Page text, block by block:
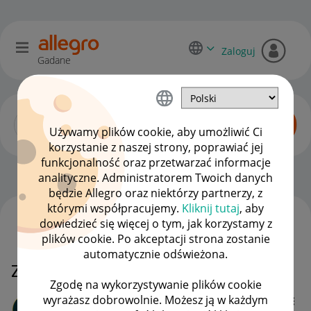
Używamy plików cookie, aby umożliwić Ci
korzystanie z naszej strony, poprawiać jej
funkcjonalność oraz przetwarzać informacje
analityczne. Administratorem Twoich danych
będzie Allegro oraz niektórzy partnerzy, z
którymi współpracujemy. Kliknij tutaj, aby
dowiedzieć się więcej o tym, jak korzystamy z
plików cookie. Po akceptacji strona zostanie
automatycznie odświeżona.
Zgodę na wykorzystywanie plików cookie
wyrażasz dobrowolnie. Możesz ją w każdym
Gadane
Zaloguj
Dyskusje kupujących OPCJE
Zwrot srodkow od sprzedajacego
wifer123
WSZYSTKIE TEMATY